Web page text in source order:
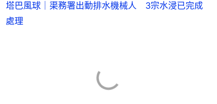
塔巴風球｜渠務署出動排水機械人 3宗水浸已完成
處理